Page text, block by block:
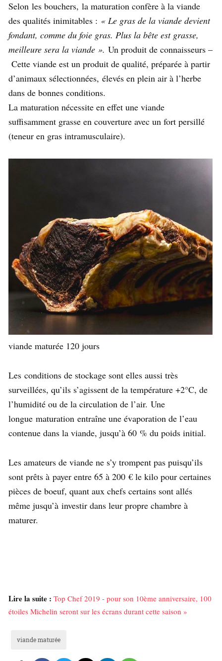
Selon les bouchers, la maturation confère à la viande
des qualités inimitables : « Le gras de la viande devient
fondant, comme du foie gras. Plus la bête est grasse,
meilleure sera la viande ». Un produit de connaisseurs –
Cette viande est un produit de qualité, préparée à partir
d’animaux sélectionnées, élevés en plein air à l’herbe
dans de bonnes conditions.
La maturation nécessite en effet une viande
suffisamment grasse en couverture avec un fort persillé
(teneur en gras intramusculaire).
viande maturée 120 jours
Les conditions de stockage sont elles aussi très
surveillées, qu’ils s’agissent de la température +2°C, de
l’humidité ou de la circulation de l’air. Une
longue maturation entraîne une évaporation de l’eau
contenue dans la viande, jusqu’à 60 % du poids initial.
Les amateurs de viande ne s’y trompent pas puisqu’ils
sont prêts à payer entre 65 à 200 € le kilo pour certaines
pièces de boeuf, quant aux chefs certains sont allés
même jusqu’à investir dans leur propre chambre à
maturer.
Lire la suite : Top Chef 2019 - pour son 10ème anniversaire, 100
étoiles Michelin seront sur les écrans durant cette saison »
viande maturée